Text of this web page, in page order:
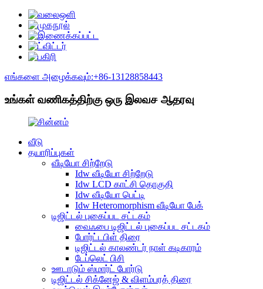
எங்களை அழைக்கவும்:+86-13128858443
உங்கள் வணிகத்திற்கு ஒரு இலவச ஆதரவு
வீடு
தயாரிப்புகள்
வீடியோ சிற்றேடு
Idw வீடியோ சிற்றேடு
Idw LCD காட்சி தொகுதி
Idw வீடியோ பெட்டி
Idw Heteromorphism வீடியோ பேக்
டிஜிட்டல் புகைப்பட சட்டகம்
வைஃபை டிஜிட்டல் புகைப்பட சட்டகம்
போர்ட்டபிள் திரை
டிஜிட்டல் காலண்டர் நாள் கடிகாரம்
டேப்லெட் பிசி
ஊடாடும் ஸ்மார்ட் போர்டு
டிஜிட்டல் சிக்னேஜ் & விளம்பரத் திரை